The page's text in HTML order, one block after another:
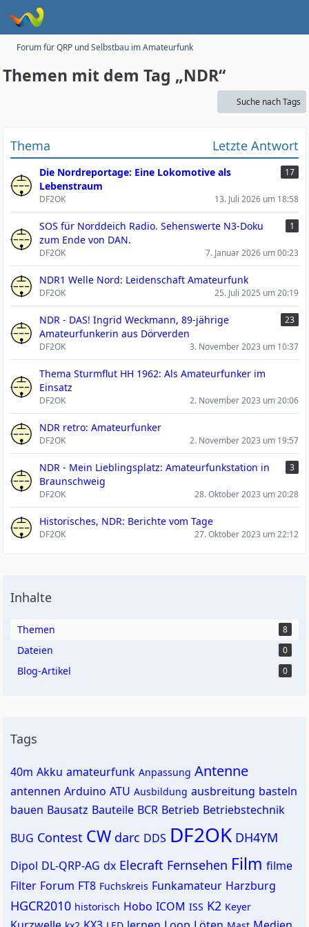
Forum für QRP und Selbstbau im Amateurfunk
Themen mit dem Tag „NDR“
Suche nach Tags
Thema Letzte Antwort
Die Nordreportage: Eine Lokomotive als
Lebenstraum
17
DF2OK 13. Juli 2026 um 18:58
SOS für Norddeich Radio. Sehenswerte N3-Doku
zum Ende von DAN.
1
DF2OK 7. Januar 2026 um 00:23
NDR1 Welle Nord: Leidenschaft Amateurfunk
DF2OK 25. Juli 2025 um 20:19
NDR - DAS! Ingrid Weckmann, 89-jährige
Amateurfunkerin aus Dörverden
23
DF2OK 3. November 2023 um 10:37
Thema Sturmflut HH 1962: Als Amateurfunker im
Einsatz
DF2OK 2. November 2023 um 20:06
NDR retro: Amateurfunker
DF2OK 2. November 2023 um 19:57
NDR - Mein Lieblingsplatz: Amateurfunkstation in
Braunschweig
3
DF2OK 28. Oktober 2023 um 20:28
Historisches, NDR: Berichte vom Tage
DF2OK 27. Oktober 2023 um 22:12
Inhalte
Themen 8
Dateien 0
Blog-Artikel 0
Tags
40m Akku amateurfunk Anpassung Antenne
antennen Arduino ATU Ausbildung ausbreitung basteln
bauen Bausatz Bauteile BCR Betrieb Betriebstechnik
BUG Contest CW darc DDS DF2OK DH4YM
Dipol DL-QRP-AG dx Elecraft Fernsehen Film filme
Filter Forum FT8 Fuchskreis Funkamateur Harzburg
HGCR2010 historisch Hobo ICOM ISS K2 Keyer